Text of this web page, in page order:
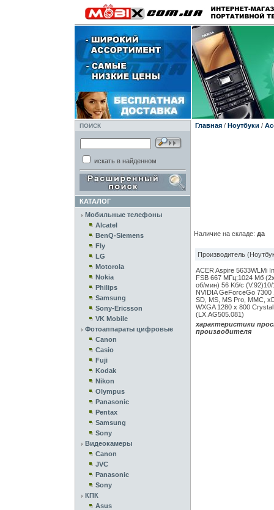
ПОИСК
искать в найденном
КАТАЛОГ
Мобильные телефоны
Alcatel
BenQ-Siemens
Fly
LG
Motorola
Nokia
Philips
Samsung
Sony-Ericsson
VK Mobile
Фотоаппараты цифровые
Canon
Casio
Fuji
Kodak
Nikon
Olympus
Panasonic
Pentax
Samsung
Sony
Видеокамеры
Canon
JVC
Panasonic
Sony
КПК
Asus
Главная/ Ноутбуки /
Наличие на складе: да
Производитель
ACER Aspire 5633WLMi
FSB 667 МГц;1024 Mб
об/мин) 56 Kб/с
NVIDIA GeForceGo 7300
SD, MS, MS Pro, MMC,
WXGA 1280 x 800
(LX.AG505.081)
характеристики
производителя